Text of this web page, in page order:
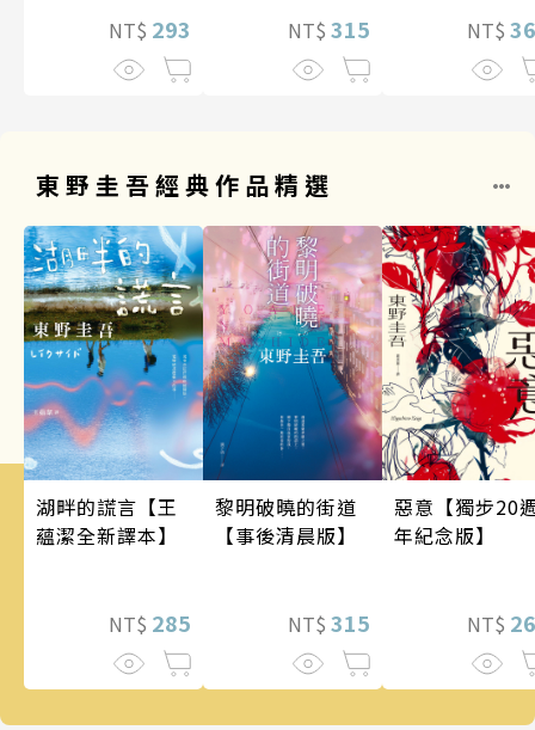
NT$ 293 NT$ 315 NT$
東野圭吾經典作品精選
湖畔的謊言【王
蘊潔全新譯本】
NT$ 285
黎明破曉的街道
【事後清晨版】
NT$ 315
惡意【獨步20
年紀念版】
NT$